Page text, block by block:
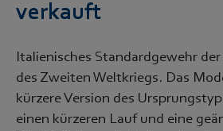
verkauft
Italienisches Standardgewehr
des Zweiten Weltkriegs. Das
kürzere Version des
einen kürzeren Lauf und eine